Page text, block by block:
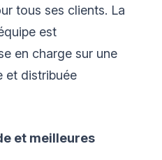
tous ses clients. La
est
en charge sur une
et distribuée
et meilleures